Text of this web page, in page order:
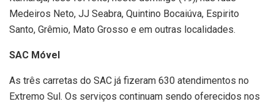
Medeiros Neto, JJ Seabra, Quintino Bocaiúva, Espirito
Santo, Grêmio, Mato Grosso e em outras localidades.
SAC Móvel
As três carretas do SAC já fizeram 630 atendimentos no
Extremo Sul. Os serviços continuam sendo oferecidos nos